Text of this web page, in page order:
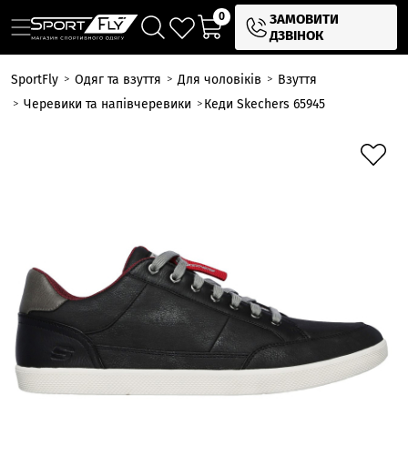
0
ЗАМОВИТИ
ДЗВІНОК
SportFly Одяг та взуття Для чоловіків
Взуття
Черевики та напівчеревики
Кеди Skechers 65945